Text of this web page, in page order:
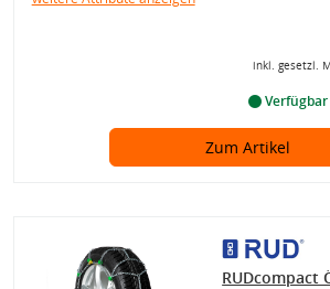
inkl. gesetzl.
Verfügbar
Zum Artikel
RUDcompact